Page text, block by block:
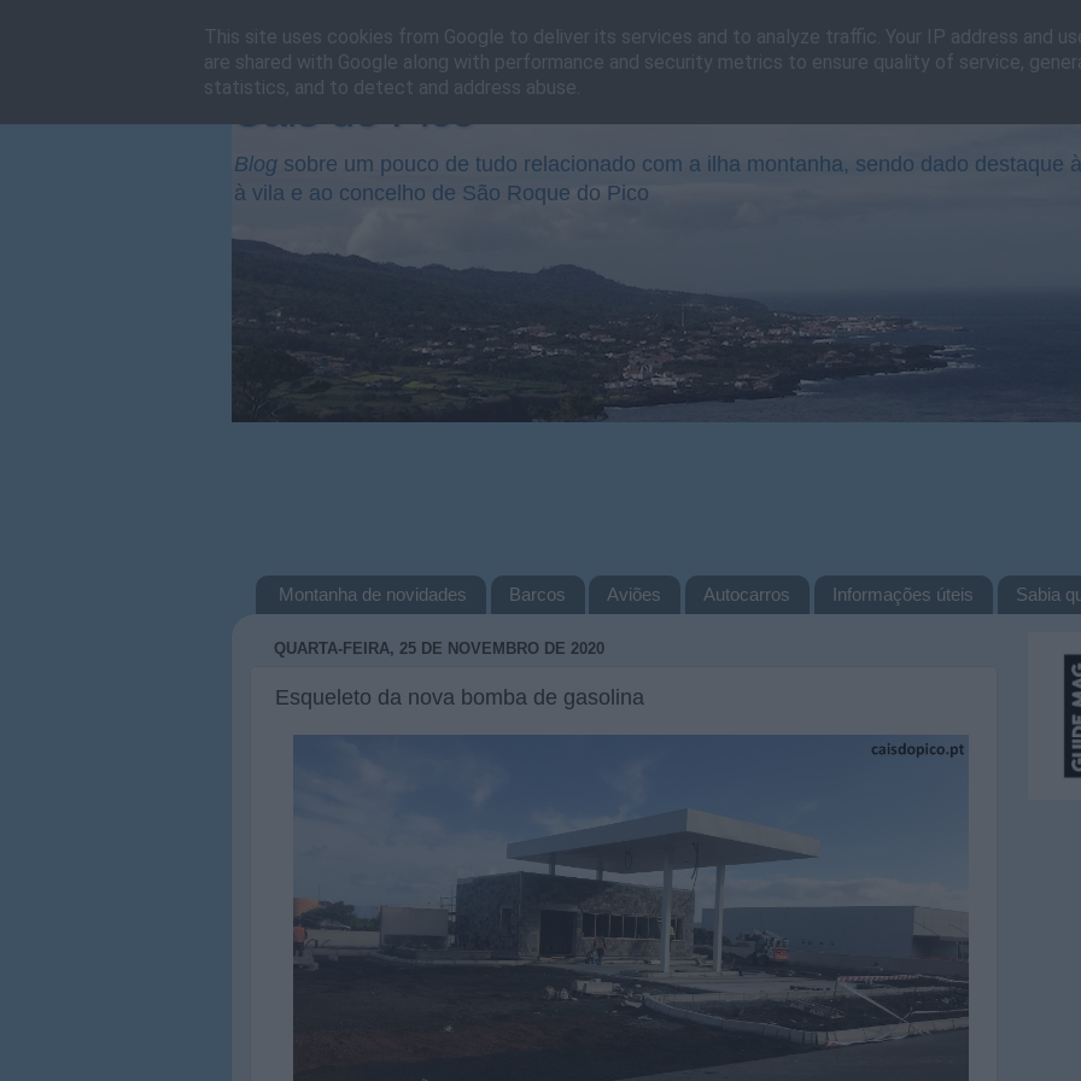
Cais do Pico
Blog sobre um pouco de tudo relacionado com a ilha montanha, sendo dado destaque
à vila e ao concelho de São Roque do Pico
Montanha de novidades Barcos Aviões Autocarros Informações úteis Sabia
QUARTA-FEIRA, 25 DE NOVEMBRO DE 2020
Esqueleto da nova bomba de gasolina
This site uses cookies from Google to deliver its services and to analyze traffic. Your IP address and
are shared with Google along with performance and security metrics to ensure quality of service,
statistics, and to detect and address abuse.